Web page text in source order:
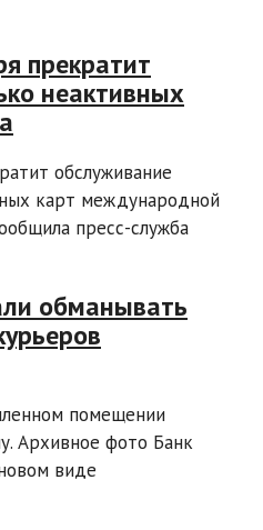
прекратит
неактивных
обслуживание
карт международной
пресс-служба
обманывать
помещении
Архивное фото Банк
виде